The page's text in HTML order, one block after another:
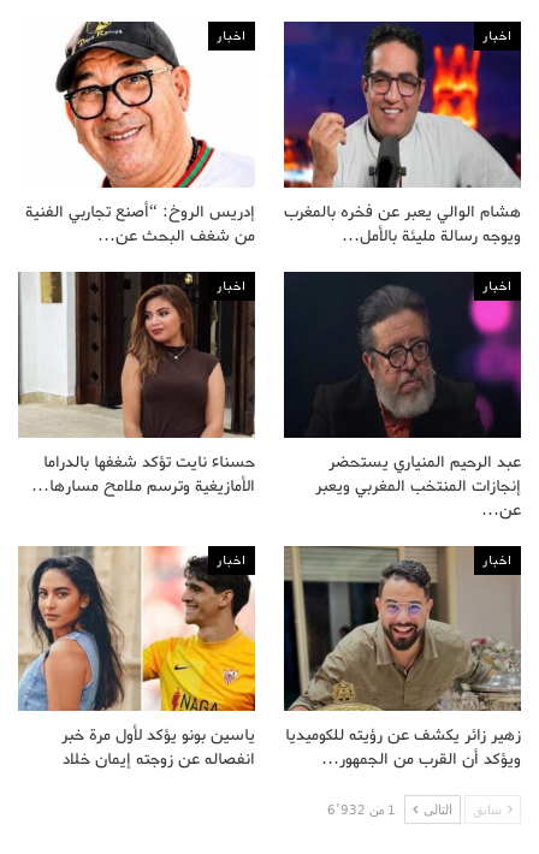
اخبار
هشام الوالي يعبر عن فخره بالمغرب
ويوجه رسالة مليئة بالأمل…
اخبار
إدريس الروخ: “أصنع تجاربي الفنية
من شغف البحث عن…
اخبار
عبد الرحيم المنياري يستحضر
إنجازات المنتخب المغربي ويعبر
عن…
اخبار
حسناء نايت تؤكد شغفها بالدراما
الأمازيغية وترسم ملامح مسارها…
اخبار
زهير زائر يكشف عن رؤيته للكوميديا
ويؤكد أن القرب من الجمهور…
اخبار
ياسين بونو يؤكد لأول مرة خبر
انفصاله عن زوجته إيمان خلاد
سابق التالى 1 من 6٬932